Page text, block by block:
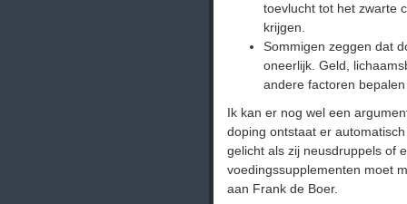
toevlucht tot het zwarte
krijgen.
Sommigen zeggen dat
oneerlijk. Geld,
andere factoren
Ik kan er nog wel een
doping ontstaat er
gelicht als zij neusdruppels of
voedingssupplementen moet
aan Frank de Boer.